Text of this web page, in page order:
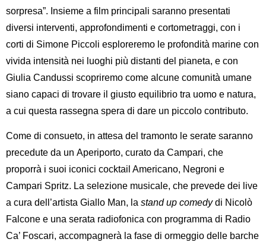
sorpresa”. Insieme a film principali saranno presentati
diversi interventi, approfondimenti e cortometraggi, con i
corti di Simone Piccoli esploreremo le profondità marine con
vivida intensità nei luoghi più distanti del pianeta, e con
Giulia Candussi scopriremo come alcune comunità umane
siano capaci di trovare il giusto equilibrio tra uomo e natura,
a cui questa rassegna spera di dare un piccolo contributo.
Come di consueto, in attesa del tramonto le serate saranno
precedute da un Aperiporto, curato da Campari, che
proporrà i suoi iconici cocktail Americano, Negroni e
Campari Spritz. La selezione musicale, che prevede dei live
a cura dell’artista Giallo Man, la stand up comedydi Nicolò
Falcone e una serata radiofonica con programma di Radio
Ca’ Foscari, accompagnerà la fase di ormeggio delle barche